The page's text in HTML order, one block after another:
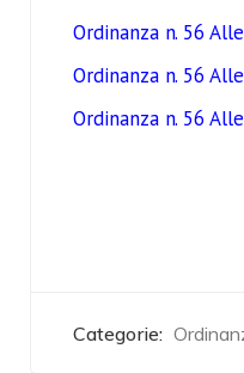
Ordinanza n. 56
Ordinanza n. 56
Ordinanza n. 56
Categorie: